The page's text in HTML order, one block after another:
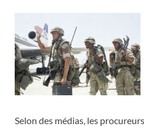
Selon des médias, les